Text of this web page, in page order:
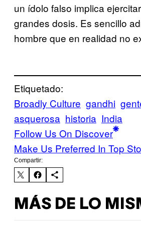
un ídolo falso implica
grandes dosis. Es sencillo
hombre que en realidad no
Etiquetado:
Broadly Culture gandhi
asquerosa historia India
Follow Us On Discover
Make Us Preferred In Top
Compartir:
MÁS DE LO